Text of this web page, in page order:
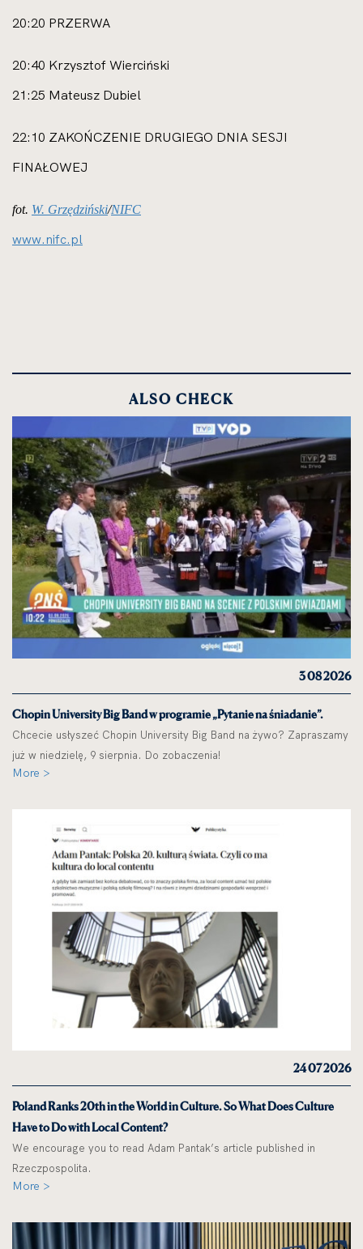
20:20 PRZERWA
20:40 Krzysztof Wierciński
21:25 Mateusz Dubiel
22:10 ZAKOŃCZENIE DRUGIEGO DNIA SESJI
FINAŁOWEJ
fot. W. Grzędziński/NIFC
www.nifc.pl
ALSO CHECK
3 08 2026
Chopin University Big Band w programie „Pytanie na śniadanie”.
Chcecie usłyszeć Chopin University Big Band na żywo? Zapraszamy
już w niedzielę, 9 sierpnia. Do zobaczenia!
More >
24 07 2026
Poland Ranks 20th in the World in Culture. So What Does Culture
Have to Do with Local Content?
We encourage you to read Adam Pantak’s article published in
Rzeczpospolita.
More >